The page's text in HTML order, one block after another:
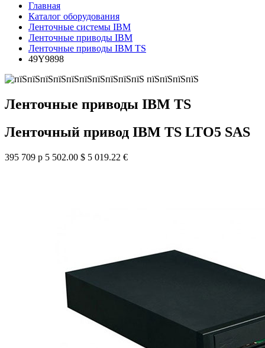
Главная
Каталог оборудования
Ленточные системы IBM
Ленточные приводы IBM
Ленточные приводы IBM TS
49Y9898
Ленточные приводы IBM TS
Ленточный привод IBM TS LTO5 SAS
395 709 р 5 502.00 $ 5 019.22 €